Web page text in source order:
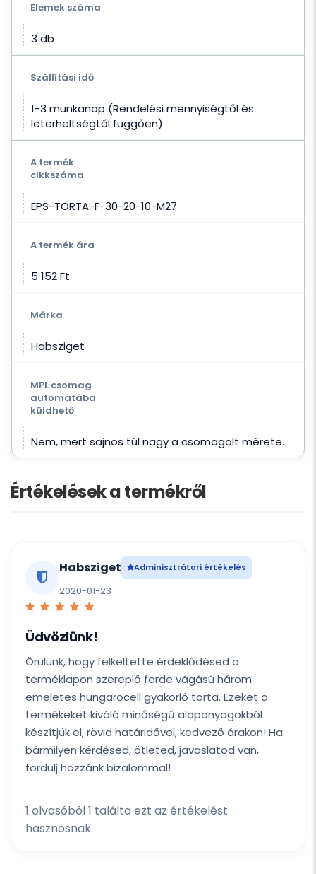
Elemek száma
3 db
Szállítási idő
1-3 munkanap (Rendelési mennyiségtől és
leterheltségtől függően)
A termék
cikkszáma
EPS-TORTA-F-30-20-10-M27
A termék ára
5 152 Ft‎
Márka
Habsziget
MPL csomag
automatába
küldhető
Nem, mert sajnos túl nagy a csomagolt mérete.
Értékelések a termékről
Habsziget Adminisztrátori értékelés
2020-01-23
Üdvözlünk!
Örülünk, hogy felkeltette érdeklődésed a
terméklapon szereplő ferde vágású három
emeletes hungarocell gyakorló torta. Ezeket a
termékeket kiváló minőségű alapanyagokból
készítjük el, rövid határidővel, kedvező árakon! Ha
bármilyen kérdésed, ötleted, javaslatod van,
fordulj hozzánk bizalommal!
1 olvasóból 1 találta ezt az értékelést
hasznosnak.